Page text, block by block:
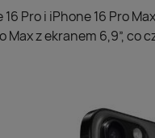
16 Pro i iPhone 16 Pro
Max z ekranem 6,9”,